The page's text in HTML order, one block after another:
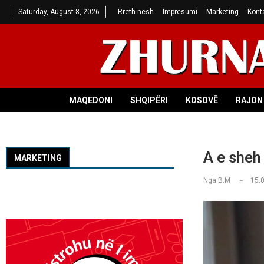
Saturday, August 8, 2026 Rreth nesh Impresumi Marketing
MAQEDONI SHQIPËRI KOSOVË
A e
Nga B.M
MARKETING